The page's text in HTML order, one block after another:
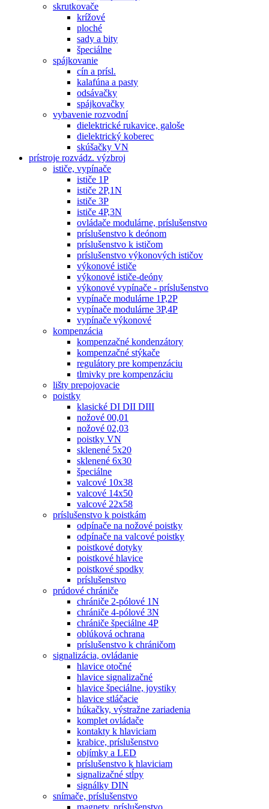
skrutkovače
krížové
ploché
sady a bity
špeciálne
spájkovanie
cín a prísl.
kalafúna a pasty
odsávačky
spájkovačky
vybavenie rozvodní
dielektrické rukavice, galoše
dielektrický koberec
skúšačky VN
prístroje rozvádz. výzbroj
ističe, vypínače
ističe 1P
ističe 2P,1N
ističe 3P
ističe 4P,3N
ovládače modulárne, príslušenstvo
príslušenstvo k deónom
príslušenstvo k ističom
príslušenstvo výkonových ističov
výkonové ističe
výkonové ističe-deóny
výkonové vypínače - príslušenstvo
vypínače modulárne 1P,2P
vypínače modulárne 3P,4P
vypínače výkonové
kompenzácia
kompenzačné kondenzátory
kompenzačné stýkače
regulátory pre kompenzáciu
tlmivky pre kompenzáciu
lišty prepojovacie
poistky
klasické DI DII DIII
nožové 00,01
nožové 02,03
poistky VN
sklenené 5x20
sklenené 6x30
špeciálne
valcové 10x38
valcové 14x50
valcové 22x58
príslušenstvo k poistkám
odpínače na nožové poistky
odpínače na valcové poistky
poistkové dotyky
poistkové hlavice
poistkové spodky
príslušenstvo
prúdové chrániče
chrániče 2-pólové 1N
chrániče 4-pólové 3N
chrániče špeciálne 4P
oblúková ochrana
príslušenstvo k chráničom
signalizácia, ovládanie
hlavice otočné
hlavice signalizačné
hlavice špeciálne, joystiky
hlavice stláčacie
húkačky, výstražne zariadenia
komplet ovládače
kontakty k hlaviciam
krabice, príslušenstvo
objímky a LED
príslušenstvo k hlaviciam
signalizačné stĺpy
signálky DIN
snímače, príslušenstvo
magnety, príslušenstvo